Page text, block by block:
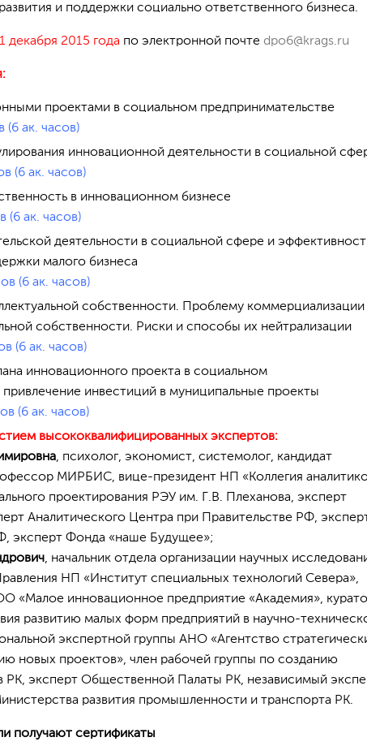
и поддержки социально ответственного бизнеса.
декабря 2015 года по электронной почте dpo6@krags.ru
проектами в социальном предпринимательстве
(6 ак. часов)
инновационной деятельности в социальной
(6 ак. часов)
в инновационном бизнесе
(6 ак. часов)
деятельности в социальной сфере и
малого бизнеса
(6 ак. часов)
собственности. Проблему коммерциализации
собственности. Риски и способы их нейтрализации
(6 ак. часов)
инновационного проекта в социальном
привлечение инвестиций в муниципальные проекты
(6 ак. часов)
высококвалифицированных экспертов:
, психолог, экономист, системолог, кандидат
МИРБИС, вице-президент НП «Коллегия
проектирования РЭУ им. Г.В. Плеханова, эксперт
Аналитического Центра при Правительстве РФ,
эксперт Фонда «наше Будущее»;
, начальник отдела организации научных
НП «Институт специальных технологий Севера»,
«Малое инновационное предприятие «Академия»,
развитию малых форм предприятий в научно-
экспертной группы АНО «Агентство
новых проектов», член рабочей группы по созданию
в РК, эксперт Общественной Палаты РК, независимый
развития промышленности и транспорта РК.
получают сертификаты